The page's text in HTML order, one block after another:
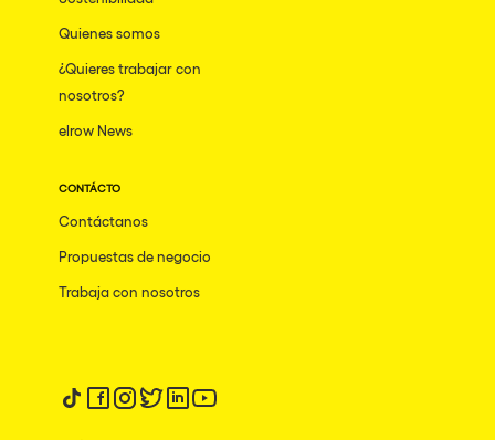
Quienes somos
¿Quieres trabajar con
nosotros?
elrow News
CONTÁCTO
Contáctanos
Propuestas de negocio
Trabaja con nosotros
Síguenos en tiktok
Síguenos en facebook
Síguenos en instagram
Síguenos en twitter
Síguenos en linkedin
Síguenos en youtube